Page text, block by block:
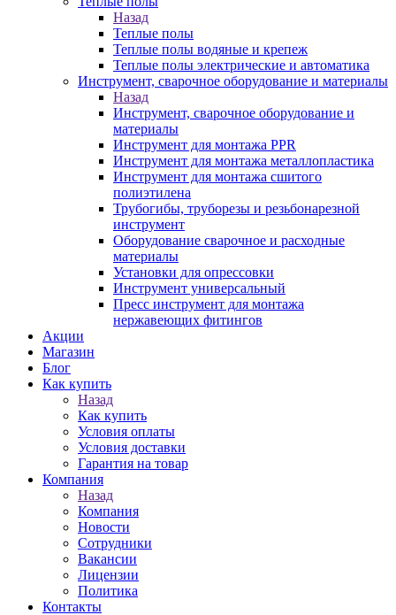
Назад
Теплые полы
Теплые полы водяные и крепеж
Теплые полы электрические и автоматика
Инструмент, сварочное оборудование и материалы
Назад
Инструмент, сварочное оборудование и
материалы
Инструмент для монтажа PPR
Инструмент для монтажа металлопластика
Инструмент для монтажа сшитого
полиэтилена
Трубогибы, труборезы и резьбонарезной
инструмент
Оборудование сварочное и расходные
материалы
Установки для опрессовки
Инструмент универсальный
Пресс инструмент для монтажа
нержавеющих фитингов
Акции
Магазин
Блог
Как купить
Назад
Как купить
Условия оплаты
Условия доставки
Гарантия на товар
Компания
Назад
Компания
Новости
Сотрудники
Вакансии
Лицензии
Политика
Контакты